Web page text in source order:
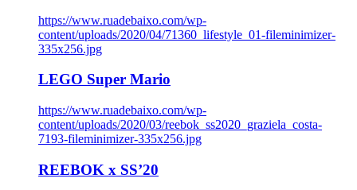
https://www.ruadebaixo.com/wp-
content/uploads/2020/04/71360_lifestyle_01-fileminimizer-
335x256.jpg
LEGO Super Mario
https://www.ruadebaixo.com/wp-
content/uploads/2020/03/reebok_ss2020_graziela_costa-
7193-fileminimizer-335x256.jpg
REEBOK x SS’20